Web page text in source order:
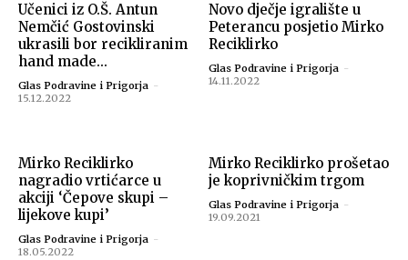
Učenici iz O.Š. Antun
Nemčić Gostovinski
ukrasili bor recikliranim
hand made...
Glas Podravine i Prigorja -
15.12.2022
Novo dječje igralište u
Peterancu posjetio Mirko
Reciklirko
Glas Podravine i Prigorja -
14.11.2022
Mirko Reciklirko
nagradio vrtićarce u
akciji ‘Čepove skupi –
lijekove kupi’
Glas Podravine i Prigorja -
18.05.2022
Mirko Reciklirko prošetao
je koprivničkim trgom
Glas Podravine i Prigorja -
19.09.2021